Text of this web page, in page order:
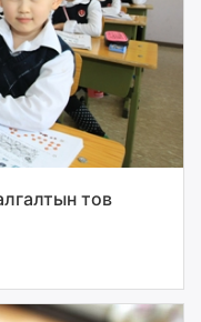
тов